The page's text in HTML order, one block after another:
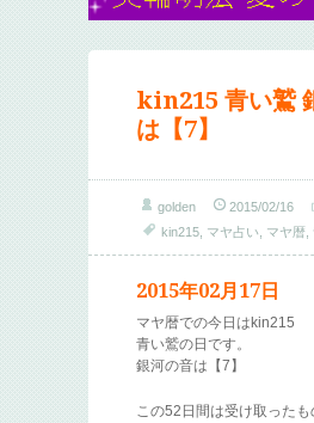
kin215 青い鷲
は【7】
golden 2015/02/16
kin215 マヤ占い マヤ暦
2015年02月17日
マヤ暦での今日はkin215
青い鷲の日です。
銀河の音は【7】
この52日間は受け取ったも